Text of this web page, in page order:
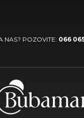
NAS? POZOVITE: 066